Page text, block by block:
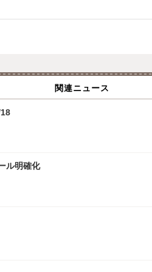
関連ニュース
ル明確化